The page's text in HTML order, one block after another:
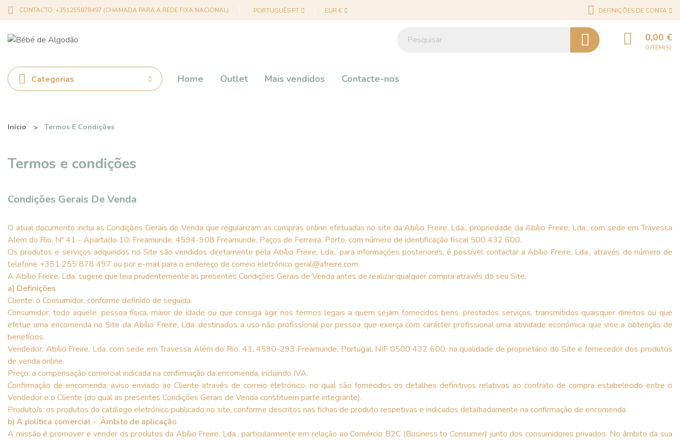
CONTACTO: +351255878497 (CHAMADA PARA A REDE FIXA NACIONAL) PORTUGUÊS PT EUR € DEFINIÇÕES DE CONTA
0,00 €
0 ITEM(S)
Categorias Home Outlet Mais vendidos Contacte-nos
Início Termos E Condições
Termos e condições
Condições Gerais De Venda
O atual documento inclui as Condições Gerais de Venda que regularizam as compras online efetuadas no site da Abílio Freire, Lda., propriedade da Abílio Freire, Lda., com sede em Travessa
Alem do Rio, Nº 41 - Apartado 10, Freamunde, 4594-908 Freamunde, Paços de Ferreira, Porto, com número de identificação fiscal 500 432 600.
Os produtos e serviços adquiridos no Site são vendidos diretamente pela Abílio Freire, Lda., para informações posteriores, é possível contactar a Abílio Freire, Lda., através do número de
telefone +351 255 878 497 ou por e-mail para o endereço de correio eletrónico geral@afreire.com.
A Abílio Freire, Lda. sugere que leia prudentemente as presentes Condições Gerais de Venda antes de realizar qualquer compra através do seu Site.
a) Definições
Cliente: o Consumidor, conforme definido de seguida.
Consumidor: todo aquele, pessoa física, maior de idade ou que consiga agir nos termos legais a quem sejam fornecidos bens, prestados serviços, transmitidos quaisquer direitos ou que
efetue uma encomenda no Site da Abílio Freire, Lda. destinados a uso não profissional por pessoa que exerça com carácter profissional uma atividade económica que vise a obtenção de
benefícios.
Vendedor: Abílio Freire, Lda. com sede em Travessa Além do Rio, 41, 4590-293 Freamunde, Portugal, NIF 0500 432 600, na qualidade de proprietário do Site e fornecedor dos produtos
de venda online.
Preço: a compensação comercial indicada na confirmação da encomenda, incluindo IVA.
Confirmação de encomenda: aviso enviado ao Cliente através de correio eletrónico, no qual são fornecidos os detalhes definitivos relativos ao contrato de compra estabelecido entre o
Vendedor e o Cliente (do qual as presentes Condições Gerais de Venda constituem parte integrante).
Produto/s: os produtos do catálogo eletrónico publicado no site, conforme descritos nas fichas de produto respetivas e indicados detalhadamente na confirmação de encomenda.
b) A política comercial - Âmbito de aplicação
A missão é promover e vender os produtos da Abílio Freire, Lda., particularmente em relação ao Comércio B2C (Business to Consumer) junto dos consumidores privados. No âmbito da sua